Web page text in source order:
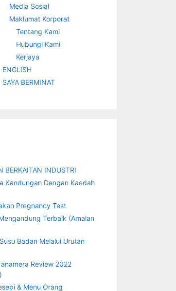
Media Sosial
Maklumat Korporat
Tentang Kami
Hubungi Kami
Kerjaya
ENGLISH
SAYA BERMINAT
BERKAITAN INDUSTRI
Kandungan Dengan Kaedah
Pregnancy Test
Terbaik (Amalan
Badan Melalui Urutan
Review 2022
& Menu Orang